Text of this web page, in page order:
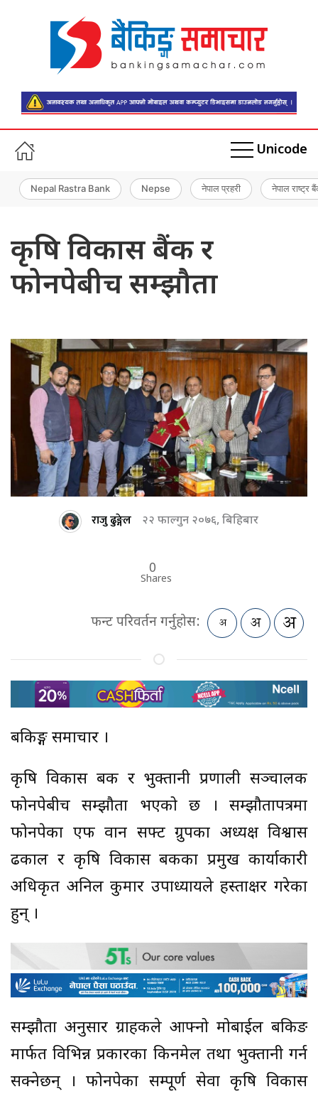
Unicode
Nepal Rastra Bank Nepse नेपाल प्रहरी नेपाल राष्ट्र
कृषि विकास बैंक र
फोनपेबीच सम्झौता
राजु ढुङ्गेल २२ फाल्गुन २०७६, बिहिबार
0
Shares
फन्ट परिवर्तन गर्नुहोस:
बैंकिङ्ग समाचार ।
कृषि विकास बैंक र भुक्तानी प्रणाली सञ्चालक
फोनपेबीच सम्झौता भएको छ । सम्झौतापत्रमा
फोनपेका एफ वान सफ्ट ग्रुपका अध्यक्ष विश्वास
ढकाल र कृषि विकास बैंकका प्रमुख कार्याकारी
अधिकृत अनिल कुमार उपाध्यायले हस्ताक्षर गरेका
हुन् ।
सम्झौता अनुसार ग्राहकले आफ्नो मोबाईल बैंकिङ
मार्फत विभिन्न प्रकारका किनमेल तथा भुक्तानी गर्न
सक्नेछन् । फोनपेका सम्पूर्ण सेवा कृषि विकास